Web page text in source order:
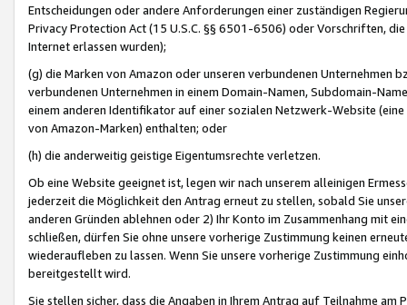
Entscheidungen oder andere Anforderungen einer zuständigen
Privacy Protection Act (15 U.S.C. §§ 6501-6506) oder Vorschriften,
Internet erlassen wurden);
(g) die Marken von Amazon oder unseren verbundenen Unternehmen
verbundenen Unternehmen in einem Domain-Namen, Subdomain-
einem anderen Identifikator auf einer sozialen Netzwerk-Website
von Amazon-Marken) enthalten; oder
(h) die anderweitig geistige Eigentumsrechte verletzen.
Ob eine Website geeignet ist, legen wir nach unserem alleinigen
jederzeit die Möglichkeit den Antrag erneut zu stellen, sobald Sie
anderen Gründen ablehnen oder 2) Ihr Konto im Zusammenhang mit
schließen, dürfen Sie ohne unsere vorherige Zustimmung keinen
wiederaufleben zu lassen. Wenn Sie unsere vorherige Zustimmung
bereitgestellt wird.
Sie stellen sicher, dass die Angaben in Ihrem Antrag auf Teilnahme